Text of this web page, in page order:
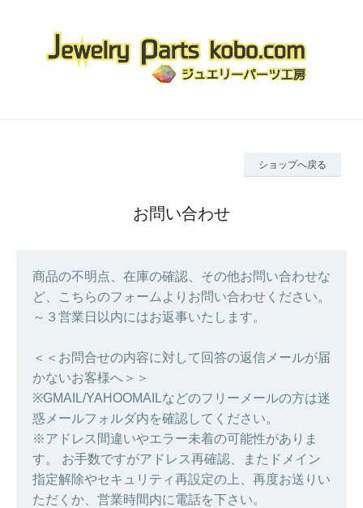
ショップへ戻る
お問い合わせ
商品の不明点、在庫の確認、その他お問い合わせな
ど、こちらのフォームよりお問い合わせください。
～３営業日以内にはお返事いたします。
＜＜お問合せの内容に対して回答の返信メールが届
かないお客様へ＞＞
※GMAIL/YAHOOMAILなどのフリーメールの方は迷
惑メールフォルダ内を確認してください。
※アドレス間違いやエラー未着の可能性がありま
す。 お手数ですがアドレス再確認、またドメイン
指定解除やセキュリティ再設定の上、再度お送りい
ただくか、営業時間内に電話を下さい。